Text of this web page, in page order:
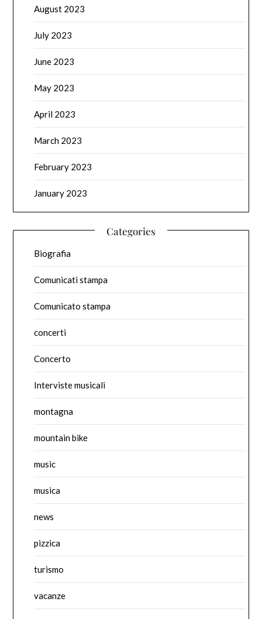
August 2023
July 2023
June 2023
May 2023
April 2023
March 2023
February 2023
January 2023
Categories
Biografia
Comunicati stampa
Comunicato stampa
concerti
Concerto
Interviste musicali
montagna
mountain bike
music
musica
news
pizzica
turismo
vacanze